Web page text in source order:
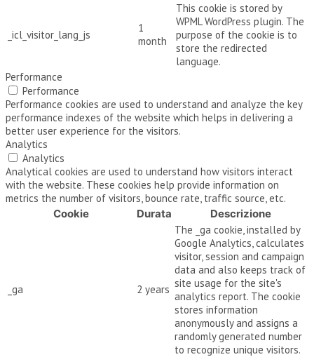
_icl_visitor_lang_js
1
month
This cookie is stored by
WPML WordPress plugin. The
purpose of the cookie is to
store the redirected
language.
Performance
Performance
Performance cookies are used to understand and analyze the key
performance indexes of the website which helps in delivering a
better user experience for the visitors.
Analytics
Analytics
Analytical cookies are used to understand how visitors interact
with the website. These cookies help provide information on
metrics the number of visitors, bounce rate, traffic source, etc.
Cookie
Durata Descrizione
_ga 2 years
The _ga cookie, installed by
Google Analytics, calculates
visitor, session and campaign
data and also keeps track of
site usage for the site's
analytics report. The cookie
stores information
anonymously and assigns a
randomly generated number
to recognize unique visitors.